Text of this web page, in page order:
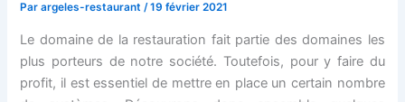
Parargeles-restaurant/19 février 2021
Le domaine de la restauration fait partie des domaines les
plus porteurs de notre société. Toutefois, pour y faire du
profit, il est essentiel de mettre en place un certain nombre